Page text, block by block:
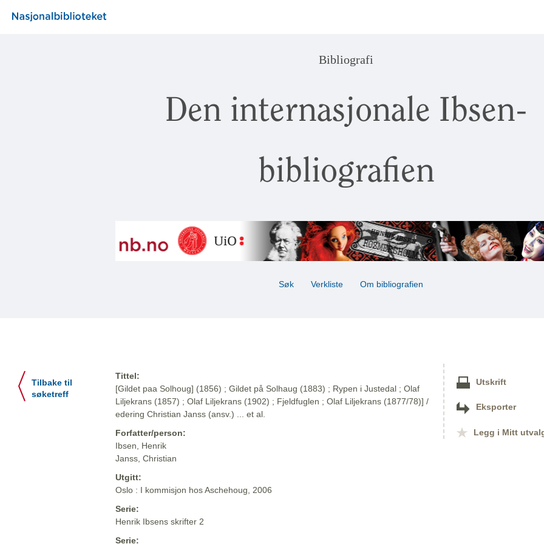
Bibliografi
Den internasjonale Ibsen-
bibliografien
Søk Verkliste Om bibliografien
Tilbake til
søketreff
Tittel:
[Gildet paa Solhoug] (1856) ; Gildet på Solhaug (1883) ; Rypen i Justedal ; Olaf
Liljekrans (1857) ; Olaf Liljekrans (1902) ; Fjeldfuglen ; Olaf Liljekrans (1877/78)] /
edering Christian Janss (ansv.) ... et al.
Forfatter/person:
Ibsen, Henrik
Janss, Christian
Utgitt:
Oslo : I kommisjon hos Aschehoug, 2006
Serie:
Henrik Ibsens skrifter 2
Serie:
Utskrift
Eksporter
Legg i Mitt